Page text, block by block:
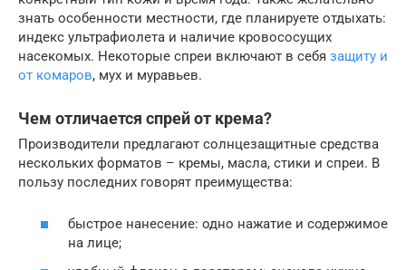
знать особенности местности, где планируете отдыхать:
индекс ультрафиолета и наличие кровососущих
насекомых. Некоторые спреи включают в себя защиту и
от комаров, мух и муравьев.
Чем отличается спрей от крема?
Производители предлагают солнцезащитные средства
нескольких форматов – кремы, масла, стики и спреи. В
пользу последних говорят преимущества:
быстрое нанесение: одно нажатие и содержимое
на лице;